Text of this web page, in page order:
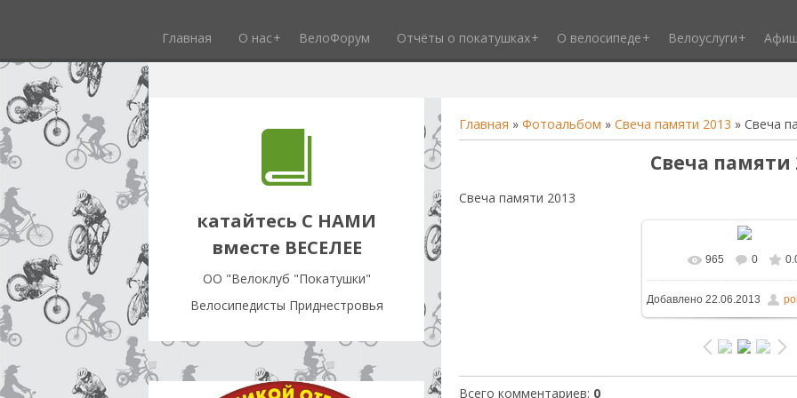
Главная О нас ВелоФорум Отчёты о покатушках О велосипеде Велоуслуги
катайтесь С НАМИ
вместе ВЕСЕЛЕЕ
OO "Велоклуб "Покатушки"
Велосипедисты Приднестровья
Главная » Фотоальбом » Свеча памяти 2013 » Свеча
Свеча памяти
Свеча памяти 2013
В реальном размере
/ 374.0Kb
965 0
Добавлено22.06.2013
Всего комментариев: 0